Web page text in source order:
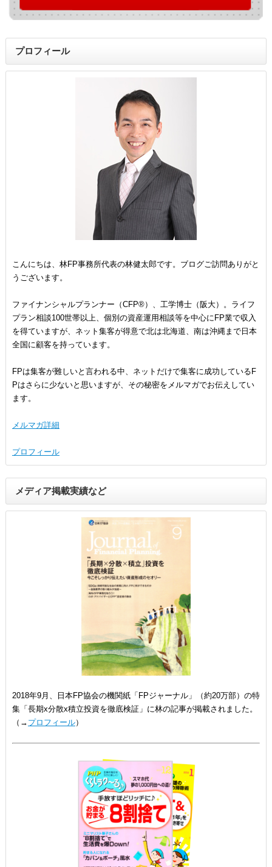
プロフィール
こんにちは、林FP事務所代表の林健太郎です。ブログご訪問ありがと
うございます。
ファイナンシャルプランナー（CFP®）、工学博士（阪大）。ライフ
プラン相談100世帯以上、個別の資産運用相談等を中心にFP業で収入
を得ていますが、ネット集客が得意で北は北海道、南は沖縄まで日本
全国に顧客を持っています。
FPは集客が難しいと言われる中、ネットだけで集客に成功しているF
Pはさらに少ないと思いますが、その秘密をメルマガでお伝えしてい
ます。
メルマガ詳細
プロフィール
メディア掲載実績など
2018年9月、日本FP協会の機関紙「FPジャーナル」（約20万部）の特
集「長期x分散x積立投資を徹底検証」に林の記事が掲載されました。
（→ プロフィール）